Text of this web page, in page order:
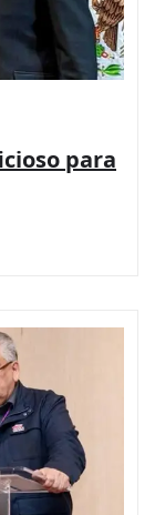
para